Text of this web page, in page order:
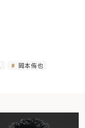
岡本侑也